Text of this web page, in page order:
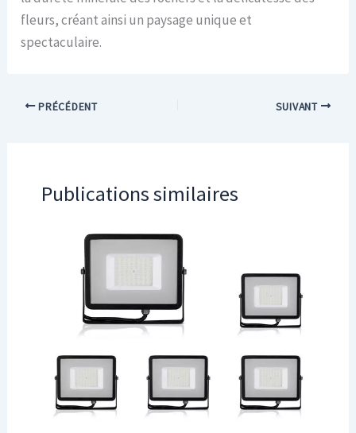
fleurs, créant ainsi un paysage unique et
spectaculaire.
PRÉCÉDENT SUIVANT
Publications similaires